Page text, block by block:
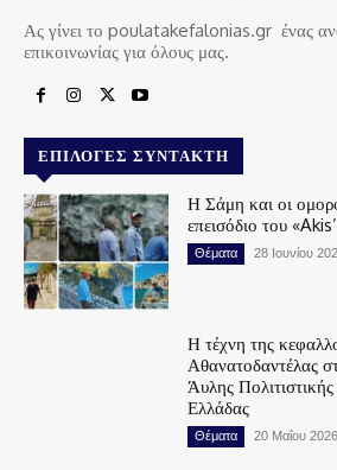
Ας γίνει το poulatakefalonias.gr ένας
επικοινωνίας για όλους μας.
ΕΠΙΛΟΓΈΣ ΣΥΝΤΆΚΤΗ
Η Σάμη και οι
επεισόδιο του
Θέματα 28 Ιουνίου
Η τέχνη της
Αθανατοδαντέλας
Άυλης
Ελλάδας
Θέματα 20 Μαΐου 2026